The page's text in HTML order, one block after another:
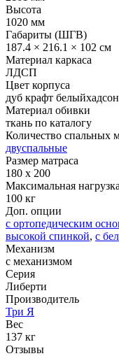
Высота
1020 мм
Габариты (ШГВ)
187.4 × 216.1 × 102 см
Материал каркаса
ЛДСП
Цвет корпуса
дуб крафт белыйхадсон
Материал обивки
ткань по каталогу
Количество спальных
двуспальные
Размер матраса
180 x 200
Максимальная нагрузка
100 кг
Доп. опции
с ортопедическим
высокой спинкой, с
Механизм
с механизмом
Серия
Либерти
Производитель
Три Я
Вес
137 кг
Отзывы